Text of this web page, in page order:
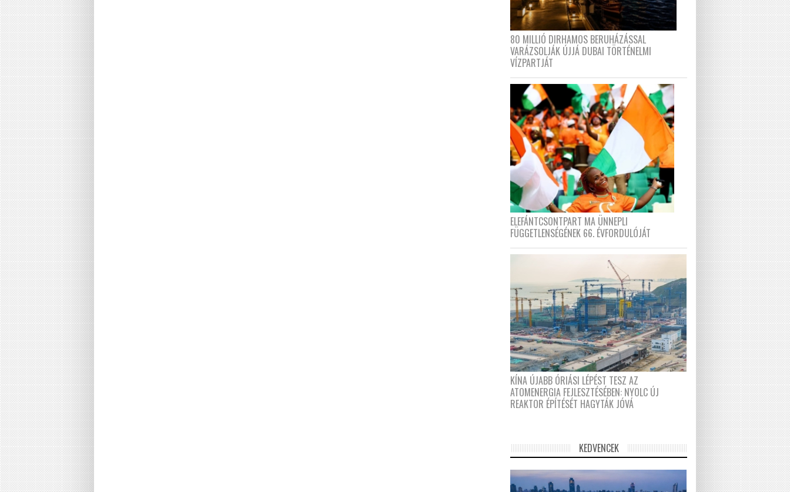
80 MILLIÓ DIRHAMOS BERUHÁZÁSSAL
VARÁZSOLJÁK ÚJJÁ DUBAI TÖRTÉNELMI
VÍZPARTJÁT
ELEFÁNTCSONTPART MA ÜNNEPLI
FÜGGETLENSÉGÉNEK 66. ÉVFORDULÓJÁT
KÍNA ÚJABB ÓRIÁSI LÉPÉST TESZ AZ
ATOMENERGIA FEJLESZTÉSÉBEN: NYOLC ÚJ
REAKTOR ÉPÍTÉSÉT HAGYTÁK JÓVÁ
KEDVENCEK